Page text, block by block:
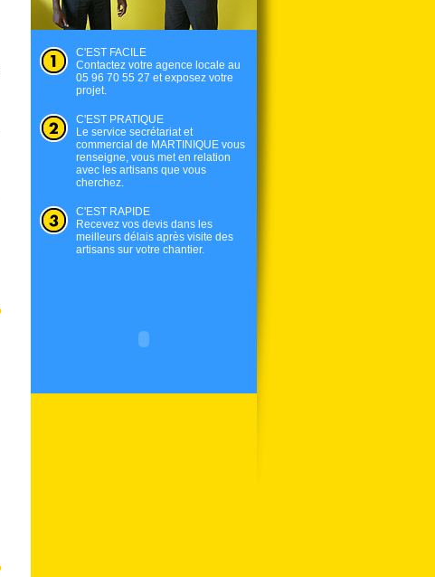
C'EST FACILE
Contactez votre agence locale au
05 96 70 55 27 et exposez votre
projet.
C'EST PRATIQUE
Le service secrétariat et
commercial de MARTINIQUE vous
renseigne, vous met en relation
avec les artisans que vous
cherchez.
C'EST RAPIDE
Recevez vos devis dans les
meilleurs délais après visite des
artisans sur votre chantier.